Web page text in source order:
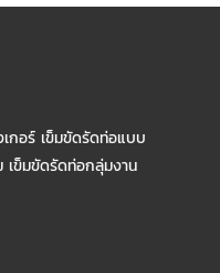
กอร์ เข็มขัดรัดท่อแบบ
เข็มขัดรัดท่อกลุ่มงาน